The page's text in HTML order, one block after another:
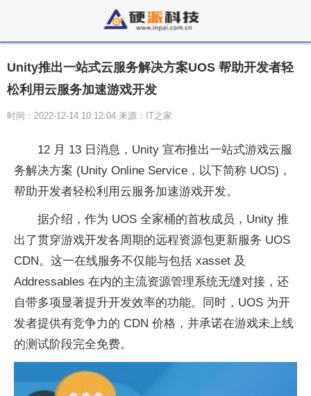
Unity推出一站式云服务解决方案UOS 帮助开发者轻
松利用云服务加速游戏开发
时间：2022-12-14 10:12:04 来源：IT之家
12 月 13 日消息，Unity 宣布推出一站式游戏云服
务解决方案 (Unity Online Service，以下简称 UOS)，
帮助开发者轻松利用云服务加速游戏开发。
据介绍，作为 UOS 全家桶的首枚成员，Unity 推
出了贯穿游戏开发各周期的远程资源包更新服务 UOS
CDN。这一在线服务不仅能与包括 xasset 及
Addressables 在内的主流资源管理系统无缝对接，还
自带多项显著提升开发效率的功能。同时，UOS 为开
发者提供有竞争力的 CDN 价格，并承诺在游戏未上线
的测试阶段完全免费。